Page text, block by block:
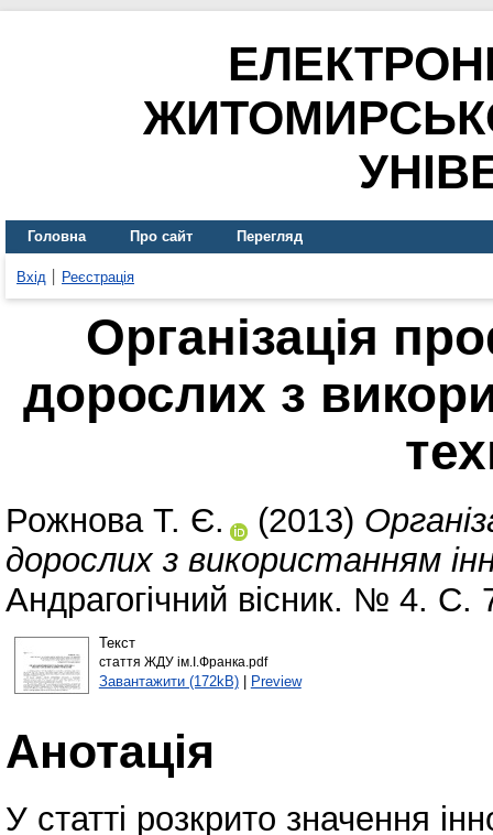
Головна Про сайт Перегляд
Вхід Реєстрація
Організація
дорослих з
Рожнова Т. Є. (2013)
дорослих з використанням
Андрагогічний вісник. № 4. С.
Текст
стаття ЖДУ ім.І.Франка.pdf
Завантажити (172kB)| Preview
Анотація
У статті розкрито значення